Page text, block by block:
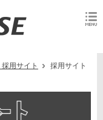
採用サイト
採用サイト